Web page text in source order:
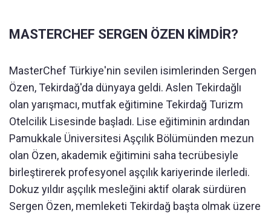
MASTERCHEF SERGEN ÖZEN KİMDİR?
MasterChef Türkiye'nin sevilen isimlerinden Sergen
Özen, Tekirdağ'da dünyaya geldi. Aslen Tekirdağlı
olan yarışmacı, mutfak eğitimine Tekirdağ Turizm
Otelcilik Lisesinde başladı. Lise eğitiminin ardından
Pamukkale Üniversitesi Aşçılık Bölümünden mezun
olan Özen, akademik eğitimini saha tecrübesiyle
birleştirerek profesyonel aşçılık kariyerinde ilerledi.
Dokuz yıldır aşçılık mesleğini aktif olarak sürdüren
Sergen Özen, memleketi Tekirdağ başta olmak üzere